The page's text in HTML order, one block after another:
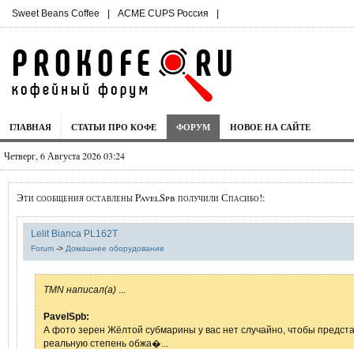
Sweet Beans Coffee | ACME CUPS Россия |
ГЛАВНАЯ СТАТЬИ ПРО КОФЕ ФОРУМ НОВОЕ НА САЙТЕ
Четверг, 6 Августа 2026 03:24
Эти сообщения оставлены PavelSpb получили Спасибо!:
Lelit Bianca PL162T
Forum -> Домашнее оборудование
TMN написал(а)
PavelSpb:
А фото зерен Жёлтой субмарины у вас нет случайно, чтобы
реальную степень обжа�...